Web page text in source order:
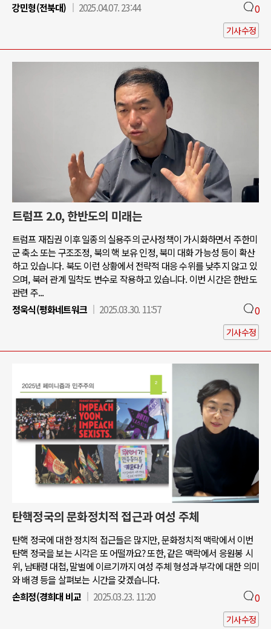
강민형(전북대)
2025.04.07. 23:44 0
기사수정
트럼프 2.0, 한반도의 미래는
트럼프 재집권 이후 일종의 실용주의 군사정책이 가시화하면서 주한미
군 축소 또는 구조조정, 북의 핵 보유 인정, 북미 대화 가능성 등이 확산
하고 있습니다. 북도 이런 상황에서 전략적 대응 수위를 낮추지 않고 있
으며, 북러 관계 밀착도 변수로 작용하고 있습니다. 이번 시간은 한반도
관련 주...
정욱식(평화네트워크
2025.03.30. 11:57 0
기사수정
탄핵정국의 문화정치적 접근과 여성 주체
탄핵 정국에 대한 정치적 접근들은 많지만, 문화정치적 맥락에서 이번
탄핵 정국을 보는 시각은 또 어떨까요? 또한, 같은 맥락에서 응원봉 시
위, 남태령 대첩, 말벌에 이르기까지 여성 주체 형성과 부각에 대한 의미
와 배경 등을 살펴보는 시간을 갖겠습니다.
손희정(경희대 비교
2025.03.23. 11:20 0
기사수정